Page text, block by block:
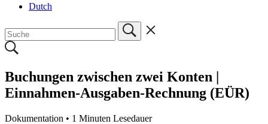
Dutch
Buchungen zwischen zwei Konten |
Einnahmen-Ausgaben-Rechnung (EÜR)
Dokumentation • 1 Minuten Lesedauer